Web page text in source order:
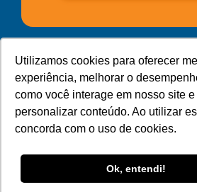
Utilizamos cookies para oferecer
experiência, melhorar o
como você interage em nosso site e
personalizar conteúdo. Ao utilizar
concorda com o uso de cookies.
Ok, entendi!
Confira nossas